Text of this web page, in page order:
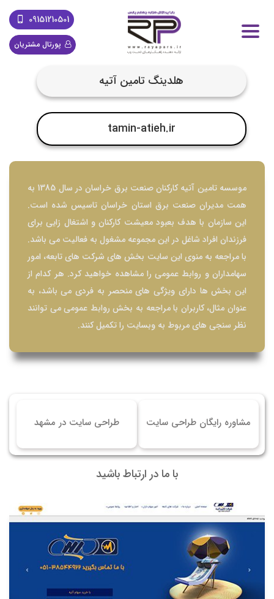
09151210501
پورتال مشتریان
هلدینگ تامین آتیه
tamin-atieh.ir
موسسه تامین آتیه کارکنان صنعت برق خراسان در سال 1385 به
همت مدیران صنعت برق استان خراسان تاسیس شده است.
این سازمان با هدف بعبود معیشت کارکنان و اشتغال زایی برای
فرزندان افراد شاغل در این مجموعه مشغول به فعالیت می باشد.
با مراجعه به منوی این سایت بخش های شرکت های تابعه، امور
سهامداران و روابط عمومی را مشاهده خواهید کرد. هر کدام از
این بخش ها دارای ویژگی های منحصر به فردی می باشد، به
عنوان مثال، کاربران با مراجعه به بخش روابط عمومی می توانند
نظر سنجی های مربوط به وبسایت را تکمیل کنند.
مشاوره رایگان طراحی سایت طراحی سایت در مشهد
با ما در ارتباط باشید